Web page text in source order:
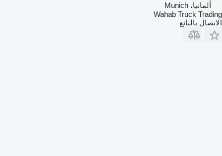
ألمانيا، Munich
Wahab Truck Trading
الاتصال بالبائع